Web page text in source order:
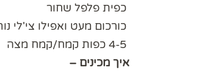
כפית פלפל שחור
כורכום מעט ואפילו צי'לי
איך מכינים –